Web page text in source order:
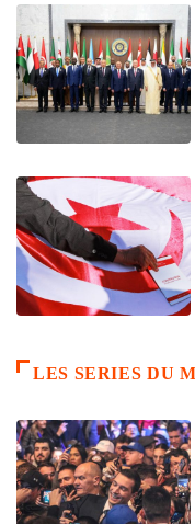
LES SERIES DU